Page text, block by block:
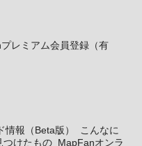
レミアム会員登録（有
報（Beta版）
こんなに
つけたもの MapFanオンラ